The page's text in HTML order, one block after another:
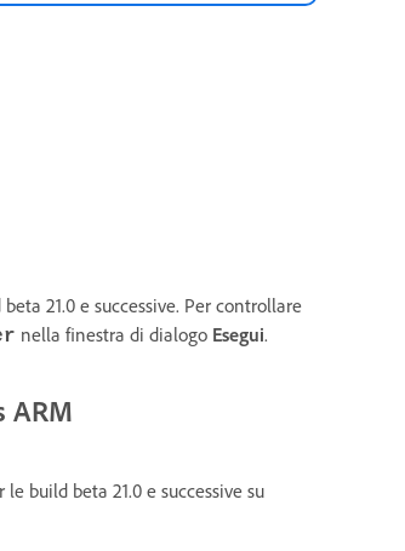
21.0 e successive. Per controllare
nella finestra di dialogo Esegui.
ARM
build beta 21.0 e successive su